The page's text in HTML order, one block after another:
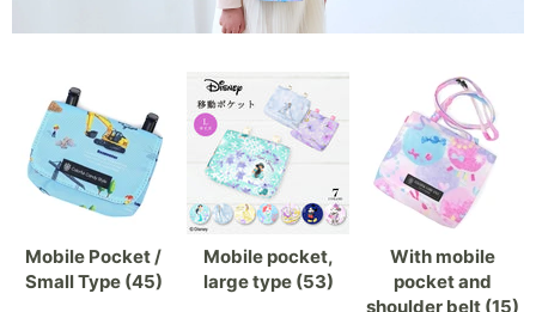
Mobile Pocket /
Small Type (45)
Mobile pocket,
large type (53)
With mobile
pocket and
shoulder belt (15)